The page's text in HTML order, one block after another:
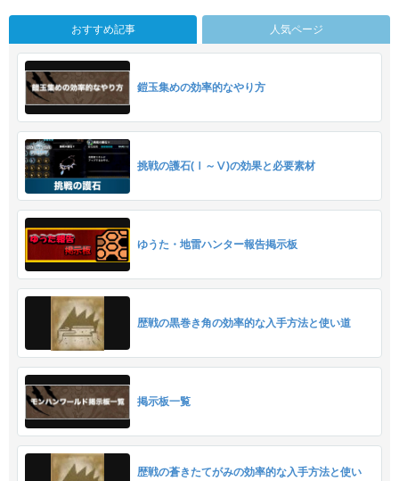
おすすめ記事 人気ページ
鎧玉集めの効率的なやり方
挑戦の護石(Ⅰ～Ⅴ)の効果と必要素材
ゆうた・地雷ハンター報告掲示板
歴戦の黒巻き角の効率的な入手方法と使い道
掲示板一覧
歴戦の蒼きたてがみの効率的な入手方法と使い